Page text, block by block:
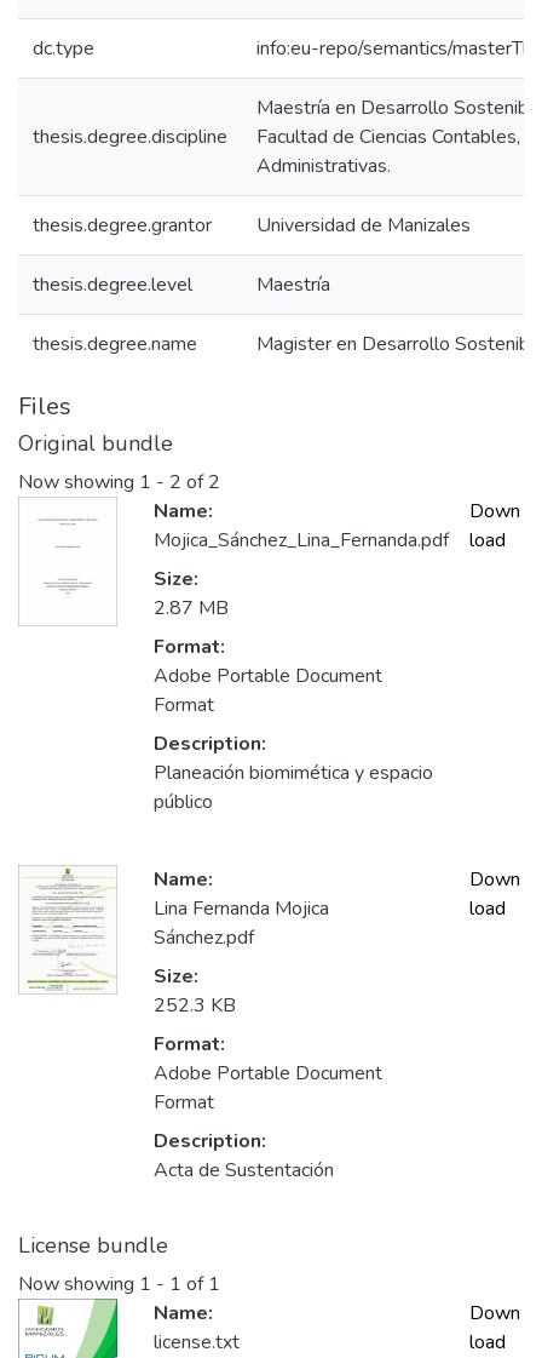
dc.type info:eu-repo/semantics/
thesis.degree.discipline
Maestría en Desarrollo
Facultad de Ciencias Contables,
Administrativas.
thesis.degree.grantor Universidad de Manizales
thesis.degree.level Maestría
thesis.degree.name Magister en Desarrollo
Files
Original bundle
Now showing 1 - 2 of 2
Name:
Mojica_Sánchez_Lina_Fernanda.pdf
Size:
2.87 MB
Format:
Adobe Portable Document
Format
Description:
Planeación biomimética y espacio
público
Down
load
Name:
Lina Fernanda Mojica
Sánchez.pdf
Size:
252.3 KB
Format:
Adobe Portable Document
Format
Description:
Acta de Sustentación
Down
load
License bundle
Now showing 1 - 1 of 1
Name:
license.txt
Down
load